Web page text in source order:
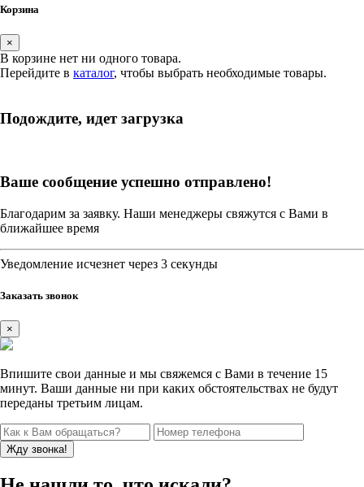
Корзина
×
В корзине нет ни одного товара.
Перейдите в каталог, чтобы выбрать необходимые товары.
Подождите, идет загрузка
Ваше сообщение успешно отправлено!
Благодарим за заявку. Наши менеджеры свяжутся с Вами в
ближайшее время
Уведомление исчезнет через 3 секунды
Заказать звонок
×
Впишите свои данные и мы свяжемся с Вами в течение 15
минут. Ваши данные ни при каких обстоятельствах не будут
переданы третьим лицам.